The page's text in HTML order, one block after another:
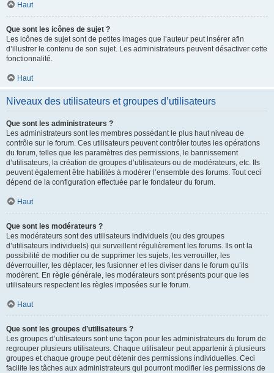
Haut
Que sont les icônes de sujet ?
Les icônes de sujet sont de petites images que l’auteur peut insérer afin
d’illustrer le contenu de son sujet. Les administrateurs peuvent désactiver cette
fonctionnalité.
Haut
Niveaux des utilisateurs et groupes d’utilisateurs
Que sont les administrateurs ?
Les administrateurs sont les membres possédant le plus haut niveau de
contrôle sur le forum. Ces utilisateurs peuvent contrôler toutes les opérations
du forum, telles que les paramètres des permissions, le bannissement
d’utilisateurs, la création de groupes d’utilisateurs ou de modérateurs, etc. Ils
peuvent également être habilités à modérer l’ensemble des forums. Tout ceci
dépend de la configuration effectuée par le fondateur du forum.
Haut
Que sont les modérateurs ?
Les modérateurs sont des utilisateurs individuels (ou des groupes
d’utilisateurs individuels) qui surveillent régulièrement les forums. Ils ont la
possibilité de modifier ou de supprimer les sujets, les verrouiller, les
déverrouiller, les déplacer, les fusionner et les diviser dans le forum qu’ils
modèrent. En règle générale, les modérateurs sont présents pour que les
utilisateurs respectent les règles imposées sur le forum.
Haut
Que sont les groupes d’utilisateurs ?
Les groupes d’utilisateurs sont une façon pour les administrateurs du forum de
regrouper plusieurs utilisateurs. Chaque utilisateur peut appartenir à plusieurs
groupes et chaque groupe peut détenir des permissions individuelles. Ceci
facilite les tâches aux administrateurs qui pourront modifier les permissions de